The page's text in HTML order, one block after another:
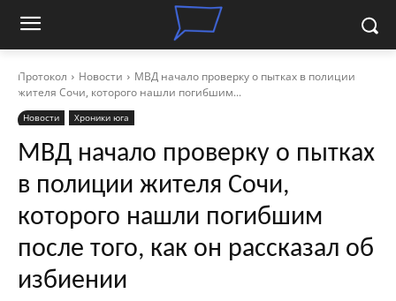
Протокол Новости
МВД начало проверку о пытках в полиции
жителя Сочи, которого нашли погибшим...
Новости Хроники юга
МВД начало проверку о пытках
в полиции жителя Сочи,
которого нашли погибшим
после того, как он рассказал об
избиении